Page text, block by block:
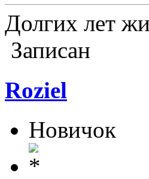
Долгих лет
Записан
Roziel
Новичок